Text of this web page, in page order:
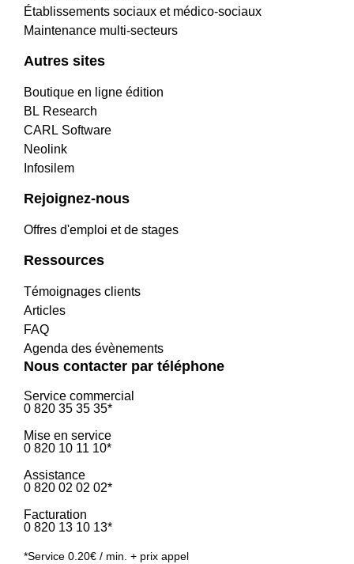
Établissements sociaux et médico-sociaux
Maintenance multi-secteurs
Autres sites
Boutique en ligne édition
BL Research
CARL Software
Neolink
Infosilem
Rejoignez-nous
Offres d'emploi et de stages
Ressources
Témoignages clients
Articles
FAQ
Agenda des évènements
Nous contacter par téléphone
Service commercial
0 820 35 35 35*
Mise en service
0 820 10 11 10*
Assistance
0 820 02 02 02*
Facturation
0 820 13 10 13*
*Service 0.20€ / min. + prix appel